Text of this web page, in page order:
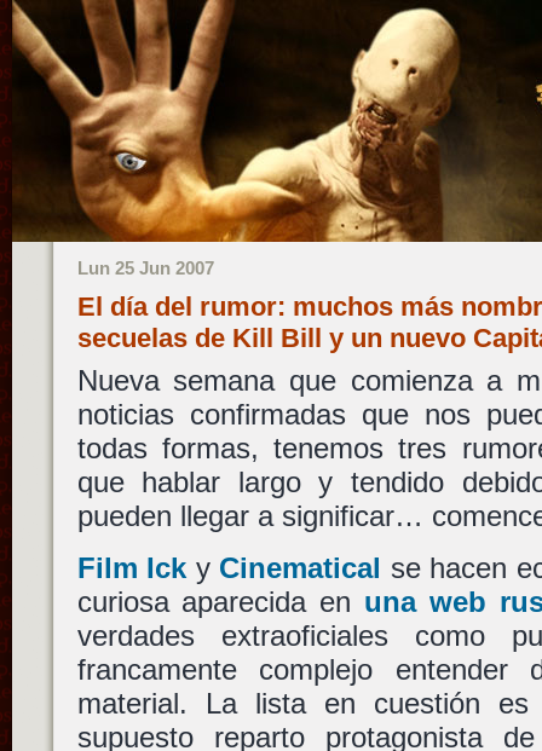
Lun 25 Jun 2007
El día del rumor: muchos más
secuelas de Kill Bill y un nuevo
Nueva semana que comienza a
noticias confirmadas que nos
todas formas, tenemos tres
que hablar largo y tendido
pueden llegar a significar…
Film Ick y Cinematical se hacen
curiosa aparecida en una web
verdades extraoficiales como
francamente complejo
material. La lista en cuestión
supuesto reparto protagonista